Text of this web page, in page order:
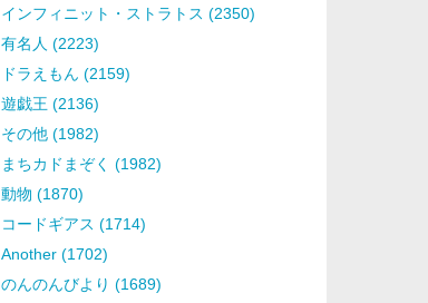
インフィニット・ストラトス (2350)
有名人 (2223)
ドラえもん (2159)
遊戯王 (2136)
その他 (1982)
まちカドまぞく (1982)
動物 (1870)
コードギアス (1714)
Another (1702)
のんのんびより (1689)